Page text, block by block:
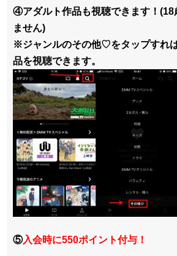
④アダルト作品も視聴できます！(18
ません)
※ジャンルのその他♡をタップすれ
品を視聴できます。
⑤入会時に550ポイント付与！